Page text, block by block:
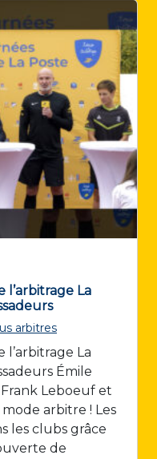
l’arbitrage La
arbitres
l’arbitrage La
Émile
Leboeuf et
arbitre ! Les
les clubs grâce
de